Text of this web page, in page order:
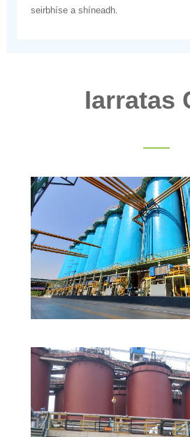
seirbhíse a shíneadh.
Iarratas